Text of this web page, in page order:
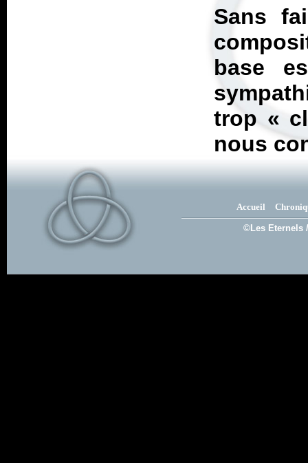
Sans
base
trop «
nous
Accueil
©Les Eternels